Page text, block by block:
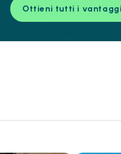
Ottieni tutti i